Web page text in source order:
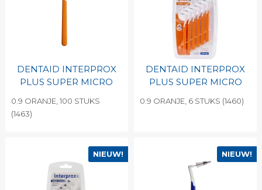
DENTAID INTERPROX
PLUS SUPER MICRO
0.9 ORANJE, 100 STUKS
(1463)
DENTAID INTERPROX
PLUS SUPER MICRO
0.9 ORANJE, 6 STUKS (1460)
NIEUW! NIEUW!